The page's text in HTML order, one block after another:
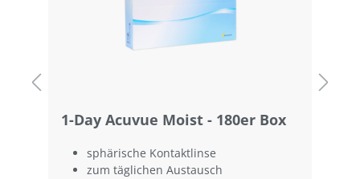
1-Day Acuvue Moist - 180er Box
sphärische Kontaktlinse
zum täglichen Austausch